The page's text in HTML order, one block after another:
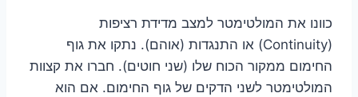
כוונו את המולטימטר למצב מדידת רציפות
(Continuity) או התנגדות (אוהם). נתקו את גוף
החימום ממקור הכוח שלו (שני חוטים). חברו את קצוות
המולטימטר לשני הדקים של גוף החימום. אם הוא